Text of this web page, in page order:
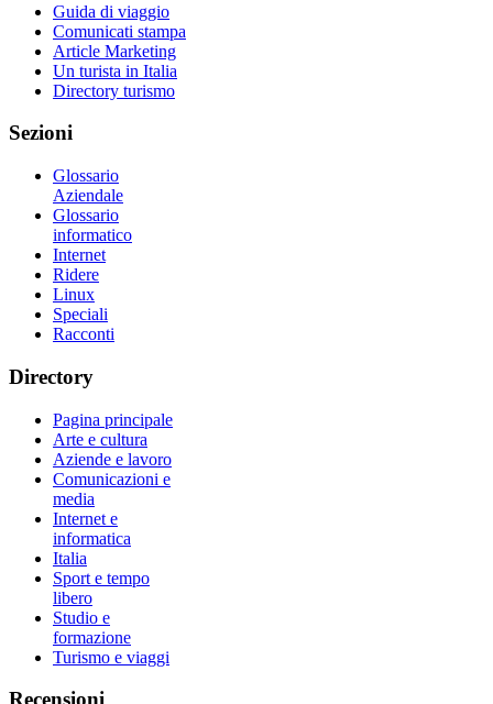
Guida di viaggio
Comunicati stampa
Article Marketing
Un turista in Italia
Directory turismo
Sezioni
Glossario
Aziendale
Glossario
informatico
Internet
Ridere
Linux
Speciali
Racconti
Directory
Pagina principale
Arte e cultura
Aziende e lavoro
Comunicazioni e
media
Internet e
informatica
Italia
Sport e tempo
libero
Studio e
formazione
Turismo e viaggi
Recensioni